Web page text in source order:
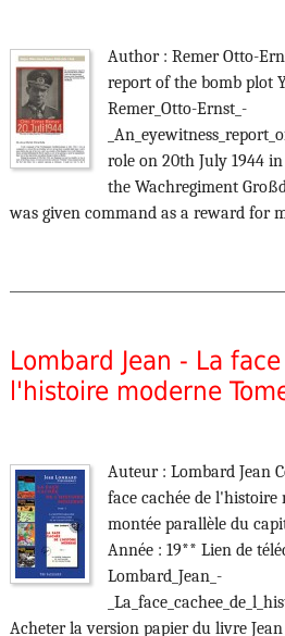
Author : Remer Otto-
report of the bomb plot
Remer_Otto-Ernst_-
role on 20th July 1944
the Wachregiment
was given command as a reward for
Lombard Jean - La
l'histoire moderne
Auteur : Lombard Jean
face cachée de l'histoire
montée parallèle du
Année : 19** Lien de
Lombard_Jean_-
Acheter la version papier du livre